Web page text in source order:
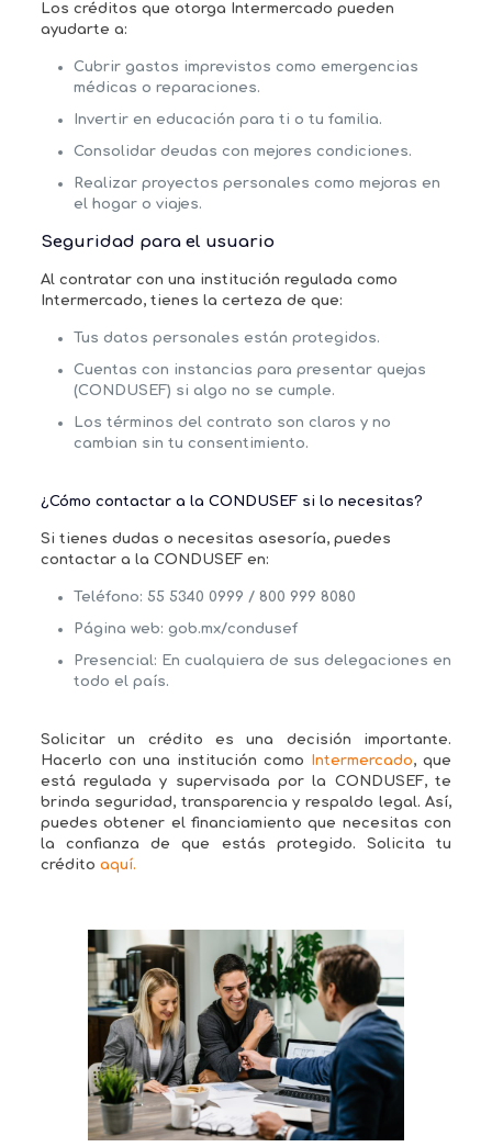
Los créditos que otorga Intermercado pueden
ayudarte a:
Cubrir gastos imprevistos como emergencias
médicas o reparaciones.
Invertir en educación para ti o tu familia.
Consolidar deudas con mejores condiciones.
Realizar proyectos personales como mejoras en
el hogar o viajes.
Seguridad para el usuario
Al contratar con una institución regulada como
Intermercado, tienes la certeza de que:
Tus datos personales están protegidos.
Cuentas con instancias para presentar quejas
(CONDUSEF) si algo no se cumple.
Los términos del contrato son claros y no
cambian sin tu consentimiento.
¿Cómo contactar a la CONDUSEF si lo necesitas?
Si tienes dudas o necesitas asesoría, puedes
contactar a la CONDUSEF en:
Teléfono: 55 5340 0999 / 800 999 8080
Página web: gob.mx/condusef
Presencial: En cualquiera de sus delegaciones en
todo el país.
Solicitar un crédito es una decisión importante.
Hacerlo con una institución como
Intermercado, que
está regulada y supervisada por la CONDUSEF, te
brinda seguridad, transparencia y respaldo legal. Así,
puedes obtener el financiamiento que necesitas con
la confianza de que estás protegido. Solicita tu
crédito aquí.